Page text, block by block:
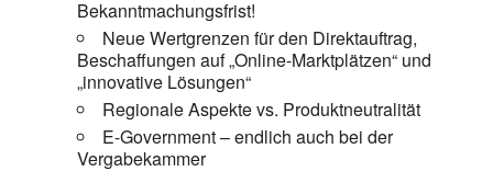
Bekanntmachungsfrist!
Neue Wertgrenzen für den Direktauftrag,
Beschaffungen auf „Online-Marktplätzen“ und
„innovative Lösungen“
Regionale Aspekte vs. Produktneutralität
E-Government – endlich auch bei der
Vergabekammer